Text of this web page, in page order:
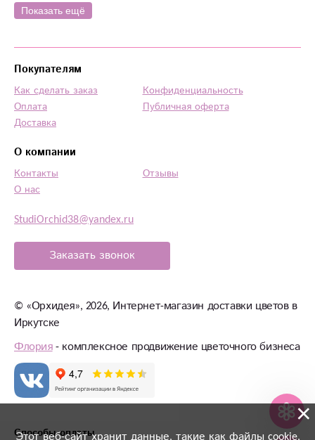
×
Показать ещё
StudiOrchid38@yandex.ru
Заказать звонок
Покупателям
Как сделать заказ
Оплата
Доставка
Конфиденциальность
Публичная оферта
О компании
Контакты
О нас
Отзывы
© «Орхидея», 2026, Интернет-магазин доставки цветов в
Иркутске
Флория- комплексное продвижение цветочного бизнеса
Способы оплаты